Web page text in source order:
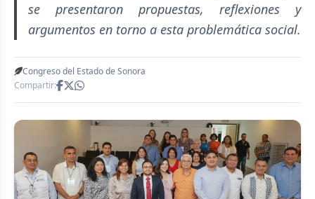
se presentaron propuestas, reflexiones y
argumentos en torno a esta problemática social.
Congreso del Estado de Sonora
Compartir: